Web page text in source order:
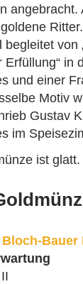
von
Erfüllung“
und einer
Motiv
Gustav
im
ist glatt.
Bauer